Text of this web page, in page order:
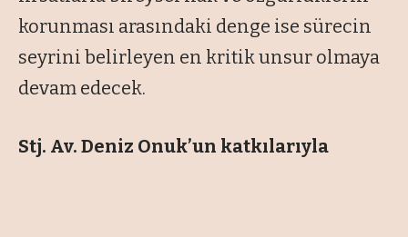
korunması arasındaki denge ise sürecin
seyrini belirleyen en kritik unsur olmaya
devam edecek.
Stj. Av. Deniz Onuk’un katkılarıyla